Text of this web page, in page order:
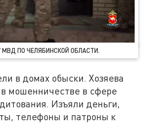
ПО ЧЕЛЯБИНСКОЙ ОБЛАСТИ.
в домах обыски. Хозяева
мошенничестве в сфере
Изъяли деньги,
телефоны и патроны к